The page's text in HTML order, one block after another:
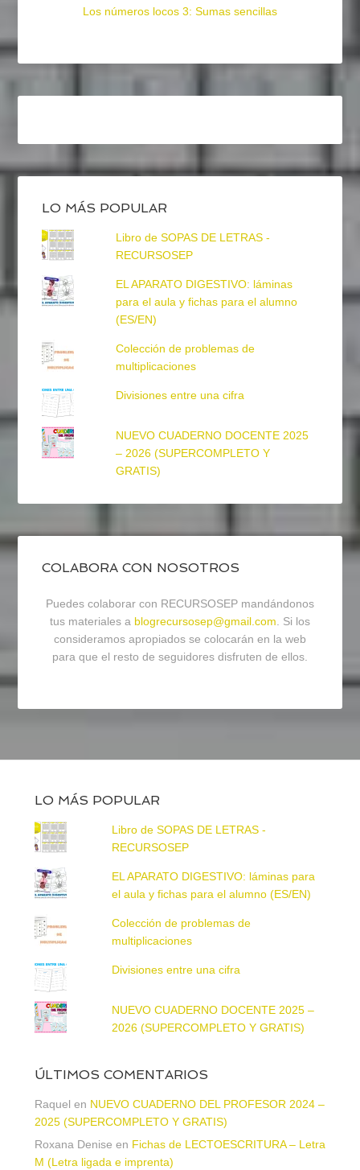
Los números locos 3: Sumas sencillas
LO MÁS POPULAR
Libro de SOPAS DE LETRAS -
RECURSOSEP
EL APARATO DIGESTIVO: láminas
para el aula y fichas para el alumno
(ES/EN)
Colección de problemas de
multiplicaciones
Divisiones entre una cifra
NUEVO CUADERNO DOCENTE 2025
– 2026 (SUPERCOMPLETO Y
GRATIS)
COLABORA CON NOSOTROS
Puedes colaborar con RECURSOSEP mandándonos
tus materiales a blogrecursosep@gmail.com. Si los
consideramos apropiados se colocarán en la web
para que el resto de seguidores disfruten de ellos.
LO MÁS POPULAR
Libro de SOPAS DE LETRAS -
RECURSOSEP
EL APARATO DIGESTIVO: láminas para
el aula y fichas para el alumno (ES/EN)
Colección de problemas de
multiplicaciones
Divisiones entre una cifra
NUEVO CUADERNO DOCENTE 2025 –
2026 (SUPERCOMPLETO Y GRATIS)
ÚLTIMOS COMENTARIOS
Raquel en NUEVO CUADERNO DEL PROFESOR 2024 –
2025 (SUPERCOMPLETO Y GRATIS)
Roxana Denise en Fichas de LECTOESCRITURA – Letra
M (Letra ligada e imprenta)